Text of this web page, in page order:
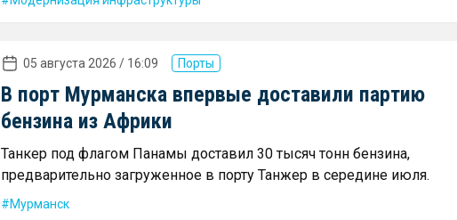
05 августа 2026 / 16:09 Порты
В порт Мурманска впервые доставили партию
бензина из Африки
Танкер под флагом Панамы доставил 30 тысяч тонн бензина,
предварительно загруженное в порту Танжер в середине июля.
Мурманск